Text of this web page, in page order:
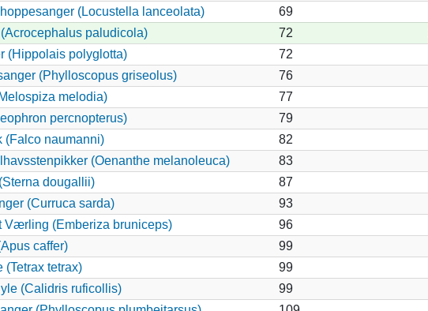
(Locustella lanceolata)
69
paludicola) 72
(Hippolais polyglotta)
72
(Phylloscopus griseolus)
76
melodia)
77
percnopterus)
79
(Falco naumanni)
82
(Oenanthe melanoleuca)
83
dougallii)
87
(Curruca sarda)
93
Værling (Emberiza bruniceps)
96
caffer)
99
tetrax)
99
(Calidris ruficollis)
99